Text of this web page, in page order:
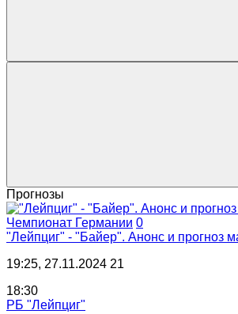
Прогнозы
Чемпионат Германии 0
"Лейпциг" - "Байер". Анонс и прогноз
19:25, 27.11.2024 21
18:30
РБ "Лейпциг"